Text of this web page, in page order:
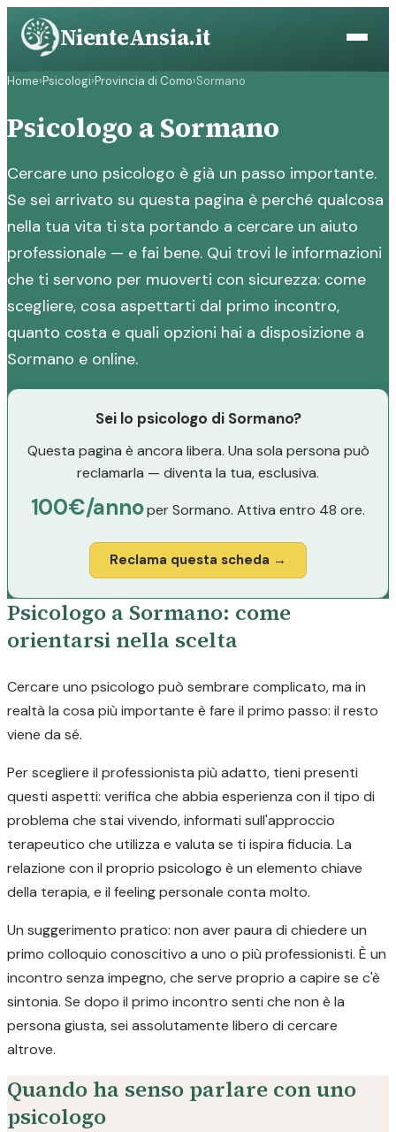
Vai
contenuto
NienteAnsia.it
Home›Psicologi›Provincia di Como›Sormano
Psicologo a Sormano
Cercare uno psicologo è già un passo importante.
Se sei arrivato su questa pagina è perché qualcosa
nella tua vita ti sta portando a cercare un aiuto
professionale — e fai bene. Qui trovi le informazioni
che ti servono per muoverti con sicurezza: come
scegliere, cosa aspettarti dal primo incontro,
quanto costa e quali opzioni hai a disposizione a
Sormano e online.
Sei lo psicologo di Sormano?
Questa pagina è ancora libera. Una sola persona può
reclamarla — diventa la tua, esclusiva.
100€/annoper Sormano. Attiva entro 48 ore.
Reclama questa scheda →
Psicologo a Sormano: come
orientarsi nella scelta
Cercare uno psicologo può sembrare complicato, ma in
realtà la cosa più importante è fare il primo passo: il resto
viene da sé.
Per scegliere il professionista più adatto, tieni presenti
questi aspetti: verifica che abbia esperienza con il tipo di
problema che stai vivendo, informati sull'approccio
terapeutico che utilizza e valuta se ti ispira fiducia. La
relazione con il proprio psicologo è un elemento chiave
della terapia, e il feeling personale conta molto.
Un suggerimento pratico: non aver paura di chiedere un
primo colloquio conoscitivo a uno o più professionisti. È un
incontro senza impegno, che serve proprio a capire se c'è
sintonia. Se dopo il primo incontro senti che non è la
persona giusta, sei assolutamente libero di cercare
altrove.
Quando ha senso parlare con uno
psicologo